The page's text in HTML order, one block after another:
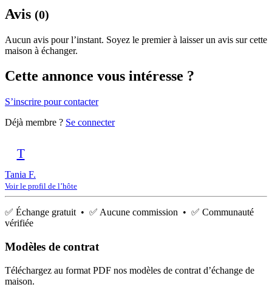
Avis (0)
Aucun avis pour l’instant. Soyez le premier à laisser un avis sur cette
maison à échanger.
Cette annonce vous intéresse ?
S’inscrire pour contacter
Déjà membre ? Se connecter
T
Tania F.
Voir le profil de l’hôte
✅ Échange gratuit • ✅ Aucune commission • ✅ Communauté
vérifiée
Modèles de contrat
Téléchargez au format PDF nos modèles de contrat d’échange de
maison.